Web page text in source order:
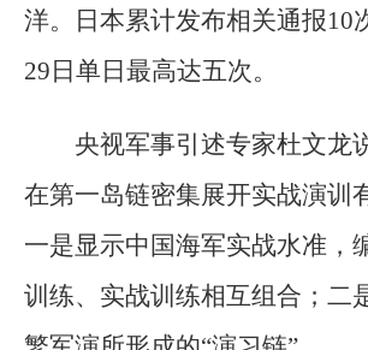
洋。日本累计发布相关通报10
29日单日最高达五次。
央视军事引述专家杜文龙
在第一岛链密集展开实战演训
一是显示中国海军实战水准，
训练、实战训练相互组合；二